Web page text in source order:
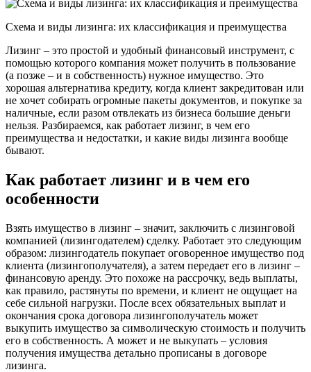
Схема и виды лизинга: их классификация и преимущества
Лизинг – это простой и удобный финансовый инструмент, с
помощью которого компания может получить в пользование
(а позже – и в собственность) нужное имущество. Это
хорошая альтернатива кредиту, когда клиент закредитован или
не хочет собирать огромные пакеты документов, и покупке за
наличные, если разом отвлекать из бизнеса большие деньги
нельзя. Разбираемся, как работает лизинг, в чем его
преимущества и недостатки, и какие виды лизинга вообще
бывают.
Как работает лизинг и в чем его
особенности
Взять имущество в лизинг – значит, заключить с лизинговой
компанией (лизингодателем) сделку. Работает это следующим
образом: лизингодатель покупает оговоренное имущество под
клиента (лизингополучателя), а затем передает его в лизинг –
финансовую аренду. Это похоже на рассрочку, ведь выплаты,
как правило, растянуты по времени, и клиент не ощущает на
себе сильной нагрузки. После всех обязательных выплат и
окончания срока договора лизингополучатель может
выкупить имущество за символическую стоимость и получить
его в собственность. А может и не выкупать – условия
получения имущества детально прописаны в договоре
лизинга.